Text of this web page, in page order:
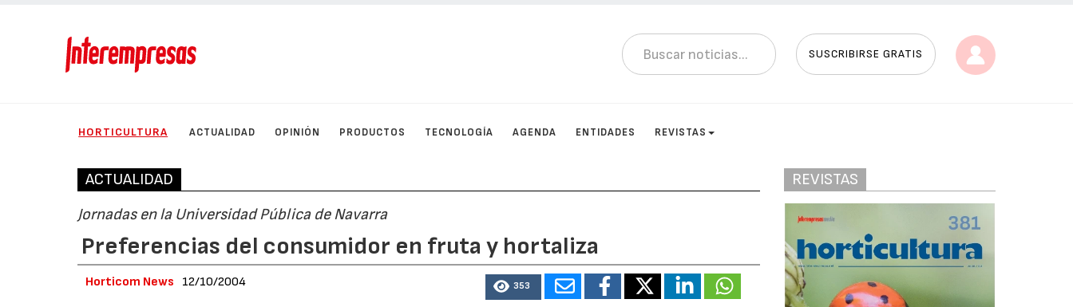
SUSCRIBIRSE GRATIS
HORTICULTURA ACTUALIDAD OPINIÓN PRODUCTOS TECNOLOGÍA AGENDA ENTIDADES REVISTAS
ACTUALIDAD
Jornadas en la Universidad Pública de Navarra
Preferencias del consumidor en fruta y hortaliza
Horticom News 12/10/2004 353
REVISTAS